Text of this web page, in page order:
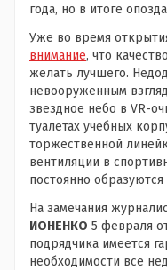
года, но в итоге
Уже во время
внимание, что
желать лучшего.
невооруженным
звездное небо в VR-
туалетах учебных
торжественной
вентиляции в
постоянно
На замечания
ИОНЕНКО 5 февраля
подрядчика имеется
необходимости все